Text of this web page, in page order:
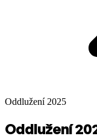
Oddlužení 2025
Oddlužení